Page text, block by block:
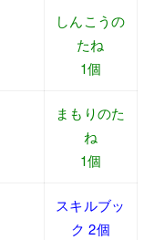
しんこうの
たね
1個
まもりのた
ね
1個
スキルブッ
ク 2個